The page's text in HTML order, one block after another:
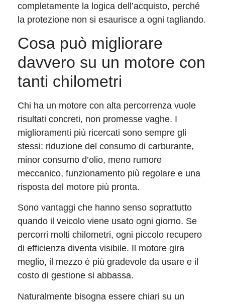
completamente la logica dell’acquisto, perché
la protezione non si esaurisce a ogni tagliando.
Cosa può migliorare
davvero su un motore con
tanti chilometri
Chi ha un motore con alta percorrenza vuole
risultati concreti, non promesse vaghe. I
miglioramenti più ricercati sono sempre gli
stessi: riduzione del consumo di carburante,
minor consumo d’olio, meno rumore
meccanico, funzionamento più regolare e una
risposta del motore più pronta.
Sono vantaggi che hanno senso soprattutto
quando il veicolo viene usato ogni giorno. Se
percorri molti chilometri, ogni piccolo recupero
di efficienza diventa visibile. Il motore gira
meglio, il mezzo è più gradevole da usare e il
costo di gestione si abbassa.
Naturalmente bisogna essere chiari su un